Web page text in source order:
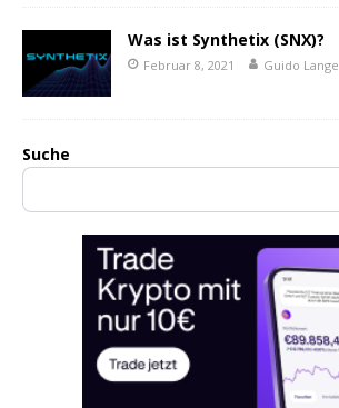
Was ist Synthetix (SNX)?
Februar 8, 2021 Guido Lange
Suche